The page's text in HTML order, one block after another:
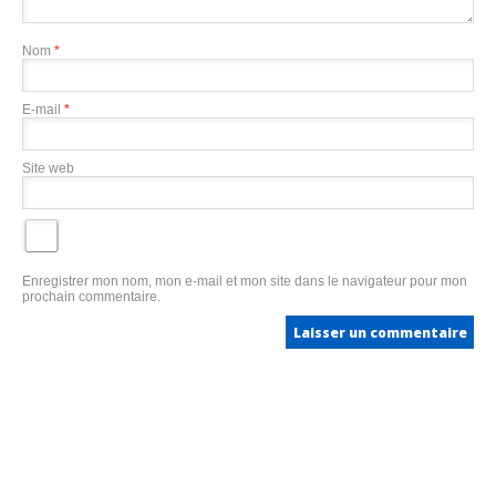
Nom *
E-mail *
Site web
Enregistrer mon nom, mon e-mail et mon site dans le navigateur pour mon
prochain commentaire.